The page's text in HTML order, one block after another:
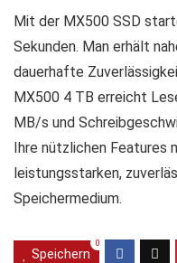
Mit der MX500 SSD
Sekunden. Man erhält
dauerhafte
MX500 4 TB erreicht
MB/s und
Ihre nützlichen Features
leistungsstarken,
Speichermedium.
Speichern
0